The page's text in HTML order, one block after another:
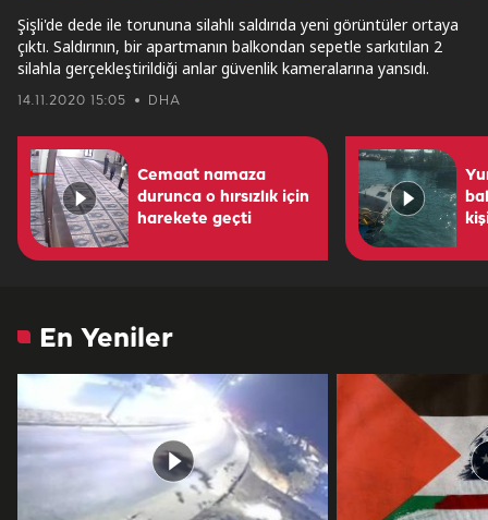
14.11.2020 15:05 DHA
Şişli'de dede ile torununa silahlı saldırıda yeni görüntüler ortaya
çıktı. Saldırının, bir apartmanın balkondan sepetle sarkıtılan 2
silahla gerçekleştirildiği anlar güvenlik kameralarına yansıdı.
Cemaat namaza
durunca o hırsızlık için
harekete geçti
En Yeniler